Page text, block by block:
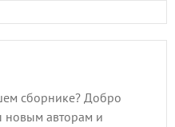
сборнике? Добро
новым авторам и